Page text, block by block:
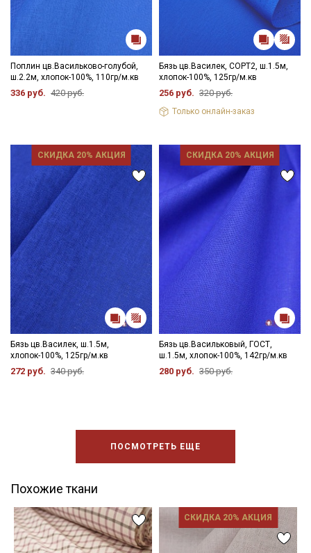
Поплин цв.Васильково-голубой,
ш.2.2м, хлопок-100%, 110гр/м.кв
336 руб. 420 руб.
Бязь цв.Василек, СОРТ2, ш.1.5м,
хлопок-100%, 125гр/м.кв
256 руб. 320 руб.
Только онлайн-заказ
СКИДКА 20% АКЦИЯ
Бязь цв.Василек, ш.1.5м,
хлопок-100%, 125гр/м.кв
272 руб. 340 руб.
СКИДКА 20% АКЦИЯ
Бязь цв.Васильковый, ГОСТ,
ш.1.5м, хлопок-100%, 142гр/м.кв
280 руб. 350 руб.
ПОСМОТРЕТЬ ЕЩЕ
Похожие ткани
СКИДКА 20% АКЦИЯ